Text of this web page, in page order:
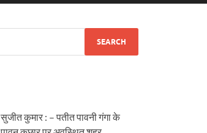
सुजीत कुमार : – पतीत पावनी गंगा के